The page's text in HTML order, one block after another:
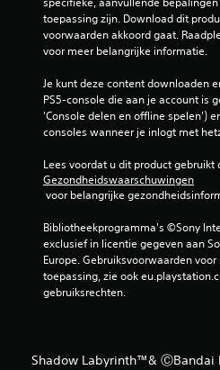
toepassing zijn. Download dit
voorwaarden akkoord gaat.
voor meer belangrijke informatie.
Je kunt deze content downloaden
PS5-console die aan je account is
'Console delen en offline spelen')
consoles wanneer je inlogt met
Lees voordat u dit product gebruikt
Gezondheidswaarschuwingen
voor belangrijke
Bibliotheekprogramma's ©Sony
exclusief in licentie gegeven aan
Europe. Gebruiksvoorwaarden
toepassing, zie ook
gebruiksrechten.
Shadow Labyrinth™& ⒸBandai